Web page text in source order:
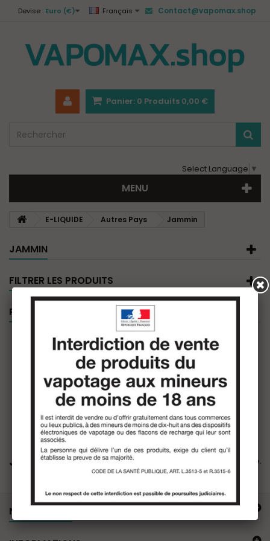
Devise : Euro (€) Français Contact@vapomax.shop
Panier: 0 Produits 0,00 €
Select Language ▼
MENU
E-LIQUIDE Autres Pays Jammin
JAMMIN
FILTRER LES PRODUITS
PROMOTIONS
Jammin Il n'y a aucun produit dans cette catégorie.
NOTRE OFFRE